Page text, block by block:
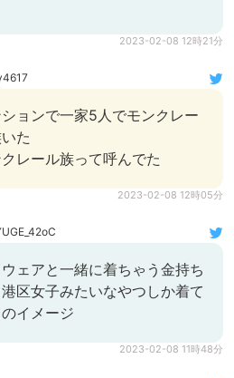
2023-02-08 12時21分
ョンで一家5人でモンクレー
た
レール族って呼んでた
2023-02-08 12時05分
ェアと一緒に着ちゃう金持ち
区女子みたいなやつしか着て
イメージ
2023-02-08 11時48分